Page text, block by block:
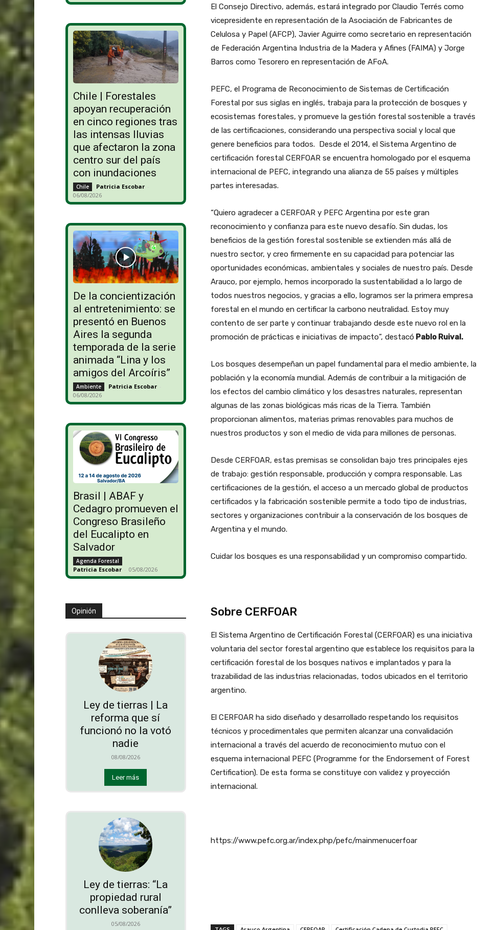
Chile | Forestales
apoyan recuperación
en cinco regiones tras
las intensas lluvias
que afectaron la zona
centro sur del país
con inundaciones
Chile Patricia Escobar -
06/08/2026
De la concientización
al entretenimiento: se
presentó en Buenos
Aires la segunda
temporada de la serie
animada “Lina y los
amigos del Arcoíris”
Ambiente Patricia Escobar -
06/08/2026
Brasil | ABAF y
Cedagro promueven el
Congreso Brasileño
del Eucalipto en
Salvador
Agenda Forestal
Patricia Escobar - 05/08/2026
Opinión
Ley de tierras | La
reforma que sí
funcionó no la votó
nadie
08/08/2026
Leer más
Ley de tierras: “La
propiedad rural
conlleva soberanía”
05/08/2026
El Consejo Directivo, además, estará integrado por Claudio Terrés como
vicepresidente en representación de la Asociación de Fabricantes de
Celulosa y Papel (AFCP), Javier Aguirre como secretario en representación
de Federación Argentina Industria de la Madera y Afines (FAIMA) y Jorge
Barros como Tesorero en representación de AFoA.
PEFC, el Programa de Reconocimiento de Sistemas de Certificación
Forestal por sus siglas en inglés, trabaja para la protección de bosques y
ecosistemas forestales, y promueve la gestión forestal sostenible a través
de las certificaciones, considerando una perspectiva social y local que
genere beneficios para todos. Desde el 2014, el Sistema Argentino de
certificación forestal CERFOAR se encuentra homologado por el esquema
internacional de PEFC, integrando una alianza de 55 países y múltiples
partes interesadas.
“Quiero agradecer a CERFOAR y PEFC Argentina por este gran
reconocimiento y confianza para este nuevo desafío. Sin dudas, los
beneficios de la gestión forestal sostenible se extienden más allá de
nuestro sector, y creo firmemente en su capacidad para potenciar las
oportunidades económicas, ambientales y sociales de nuestro país. Desde
Arauco, por ejemplo, hemos incorporado la sustentabilidad a lo largo de
todos nuestros negocios, y gracias a ello, logramos ser la primera empresa
forestal en el mundo en certificar la carbono neutralidad. Estoy muy
contento de ser parte y continuar trabajando desde este nuevo rol en la
promoción de prácticas e iniciativas de impacto”, destacó Pablo Ruival.
Los bosques desempeñan un papel fundamental para el medio ambiente, la
población y la economía mundial. Además de contribuir a la mitigación de
los efectos del cambio climático y los desastres naturales, representan
algunas de las zonas biológicas más ricas de la Tierra. También
proporcionan alimentos, materias primas renovables para muchos de
nuestros productos y son el medio de vida para millones de personas.
Desde CERFOAR, estas premisas se consolidan bajo tres principales ejes
de trabajo: gestión responsable, producción y compra responsable. Las
certificaciones de la gestión, el acceso a un mercado global de productos
certificados y la fabricación sostenible permite a todo tipo de industrias,
sectores y organizaciones contribuir a la conservación de los bosques de
Argentina y el mundo.
Cuidar los bosques es una responsabilidad y un compromiso compartido.
Sobre CERFOAR
El Sistema Argentino de Certificación Forestal (CERFOAR) es una iniciativa
voluntaria del sector forestal argentino que establece los requisitos para la
certificación forestal de los bosques nativos e implantados y para la
trazabilidad de las industrias relacionadas, todos ubicados en el territorio
argentino.
El CERFOAR ha sido diseñado y desarrollado respetando los requisitos
técnicos y procedimentales que permiten alcanzar una convalidación
internacional a través del acuerdo de reconocimiento mutuo con el
esquema internacional PEFC (Programme for the Endorsement of Forest
Certification). De esta forma se constituye con validez y proyección
internacional.
https://www.pefc.org.ar/index.php/pefc/mainmenucerfoar